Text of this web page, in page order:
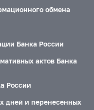
обмена
Банка России
актов Банка
России
дней и перенесенных